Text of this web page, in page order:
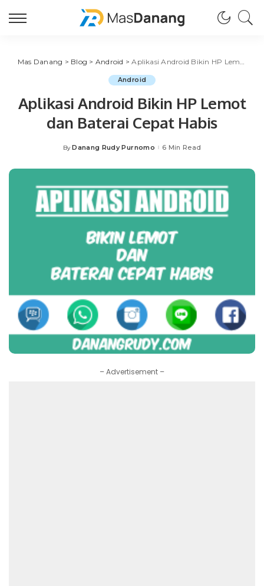
Mas Danang > Blog > Android >Aplikasi Android Bikin HP Lemot dan Baterai Cepat Habis
Android
Aplikasi Android Bikin HP Lemot
dan Baterai Cepat Habis
Posted
By Danang Rudy Purnomo 6 Min Read
– Advertisement –